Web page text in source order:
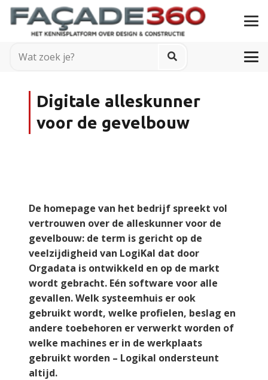
Digitale alleskunner
voor de gevelbouw
De homepage van het bedrijf spreekt vol
vertrouwen over de alleskunner voor de
gevelbouw: de term is gericht op de
veelzijdigheid van LogiKal dat door
Orgadata is ontwikkeld en op de markt
wordt gebracht. Eén software voor alle
gevallen. Welk systeemhuis er ook
gebruikt wordt, welke profielen, beslag en
andere toebehoren er verwerkt worden of
welke machines er in de werkplaats
gebruikt worden – Logikal ondersteunt
altijd.